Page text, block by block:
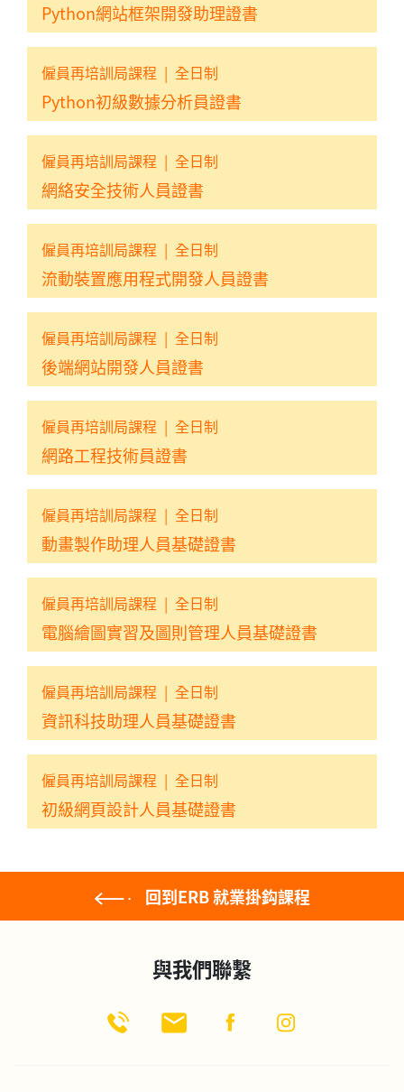
Python網站框架開發助理證書
僱員再培訓局課程 | 全日制
Python初級數據分析員證書
僱員再培訓局課程 | 全日制
網絡安全技術人員證書
僱員再培訓局課程 | 全日制
流動裝置應用程式開發人員證書
僱員再培訓局課程 | 全日制
後端網站開發人員證書
僱員再培訓局課程 | 全日制
網路工程技術員證書
僱員再培訓局課程 | 全日制
動畫製作助理人員基礎證書
僱員再培訓局課程 | 全日制
電腦繪圖實習及圖則管理人員基礎證書
僱員再培訓局課程 | 全日制
資訊科技助理人員基礎證書
僱員再培訓局課程 | 全日制
初級網頁設計人員基礎證書
回到ERB 就業掛鈎課程
與我們聯繫